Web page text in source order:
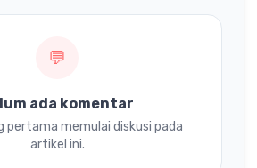
💬
ada komentar
pertama memulai diskusi pada
artikel ini.